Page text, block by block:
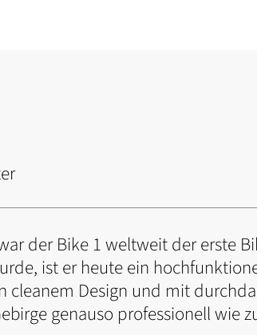
der Bike 1 weltweit der erste
ist er heute ein
cleanem Design und mit
genauso professionell wie